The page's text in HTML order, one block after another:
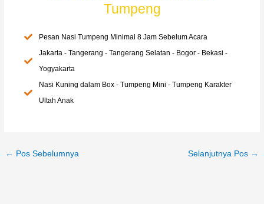
Tumpeng
Pesan Nasi Tumpeng Minimal 8 Jam Sebelum Acara
Jakarta - Tangerang - Tangerang Selatan - Bogor - Bekasi -
Yogyakarta
Nasi Kuning dalam Box - Tumpeng Mini - Tumpeng Karakter
Ultah Anak
← Pos Sebelumnya Selanjutnya Pos →